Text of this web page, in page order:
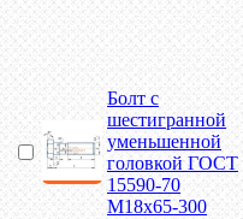
Болт с
шестигранной
уменьшенной
головкой ГОСТ
15590-70
М18х65-300